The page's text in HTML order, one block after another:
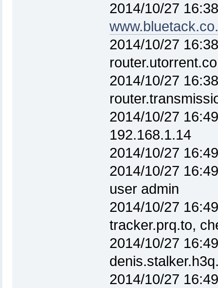
2014/10/27
2014/10/27
2014/10/27
2014/10/27
192.168.1.14
2014/10/27
2014/10/27
user admin
2014/10/27
tracker.prq.to,
2014/10/27
2014/10/27